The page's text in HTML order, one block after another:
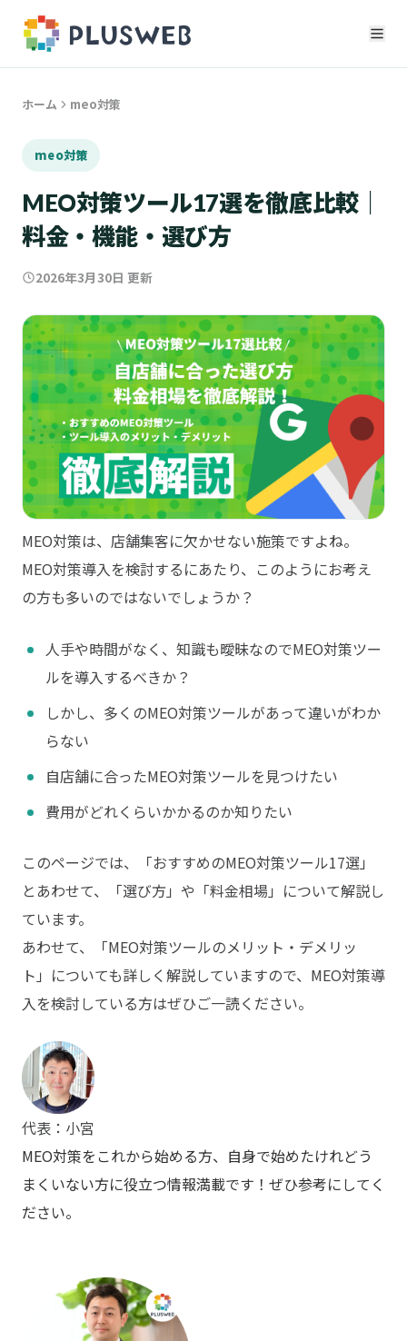
ホーム meo対策
meo対策
MEO対策ツール17選を徹底比較｜
料金・機能・選び方
2026年3月30日 更新
MEO対策は、店舗集客に欠かせない施策ですよね。
MEO対策導入を検討するにあたり、このようにお考え
の方も多いのではないでしょうか？
人手や時間がなく、知識も曖昧なのでMEO対策ツー
ルを導入するべきか？
しかし、多くのMEO対策ツールがあって違いがわか
らない
自店舗に合ったMEO対策ツールを見つけたい
費用がどれくらいかかるのか知りたい
このページでは、「おすすめのMEO対策ツール17選」
とあわせて、「選び方」や「料金相場」について解説し
ています。
あわせて、「MEO対策ツールのメリット・デメリッ
ト」についても詳しく解説していますので、MEO対策導
入を検討している方はぜひご一読ください。
代表：小宮
MEO対策をこれから始める方、自身で始めたけれどう
まくいない方に役立つ情報満載です！ぜひ参考にしてく
ださい。